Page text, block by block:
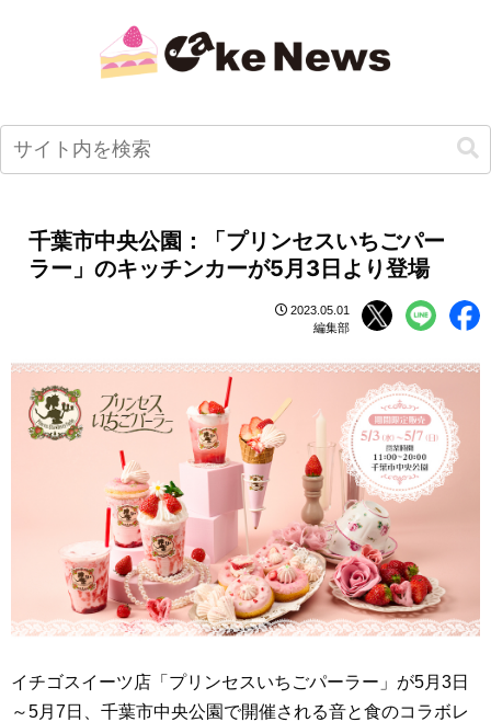
千葉市中央公園：「プリンセスいちごパー
ラー」のキッチンカーが5月3日より登場
2023.05.01
編集部
イチゴスイーツ店「プリンセスいちごパーラー」が5月3日
～5月7日、千葉市中央公園で開催される音と食のコラボレ